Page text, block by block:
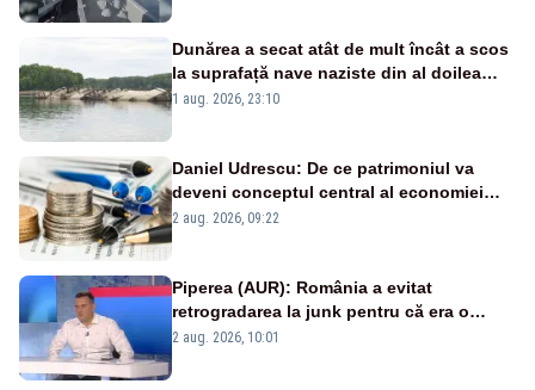
Dunărea a secat atât de mult încât a scos
la suprafață nave naziste din al doilea
război mondial
1 aug. 2026, 23:10
Daniel Udrescu: De ce patrimoniul va
deveni conceptul central al economiei
viitoare?
2 aug. 2026, 09:22
Piperea (AUR): România a evitat
retrogradarea la junk pentru că era o
catastrofă pentru bănci și fondurile de
2 aug. 2026, 10:01